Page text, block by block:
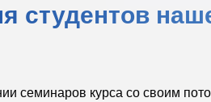
студентов
семинаров курса со своим